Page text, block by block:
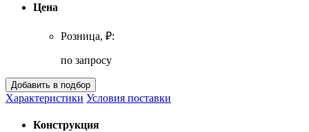
Цена
Розница, ₽:
по запросу
Характеристики Условия поставки
Конструкция